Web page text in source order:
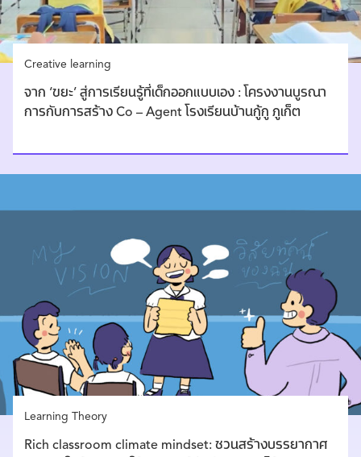
Creative learning
จาก ‘ขยะ’ สู่การเรียนรู้ที่เด็กออกแบบเอง : โครงงานบูรณา
การกับการสร้าง Co – Agent โรงเรียนบ้านกู้กู ภูเก็ต
Learning Theory
Rich classroom climate mindset: ชวนสร้างบรรยากาศ